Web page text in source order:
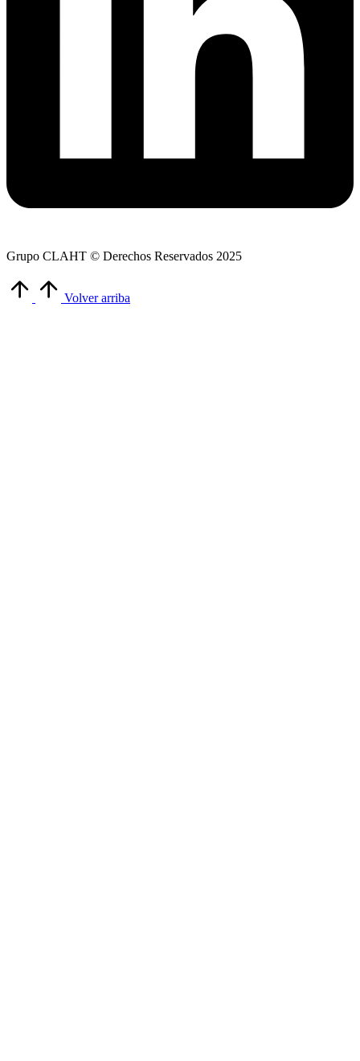
Grupo CLAHT © Derechos Reservados 2025
Volver arriba